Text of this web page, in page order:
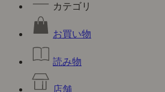
カテゴリ
お買い物
読み物
店舗